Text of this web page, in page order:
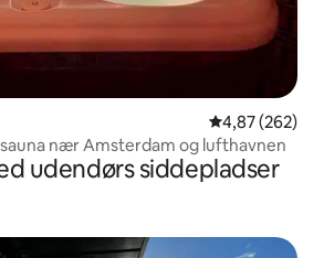
4,87 ud af 5 i
4,87 (262)
sauna nær Amsterdam og lufthavnen
udendørs siddepladser